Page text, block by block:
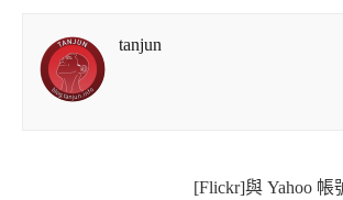
tanjun
[Flickr]與 Yahoo 帳